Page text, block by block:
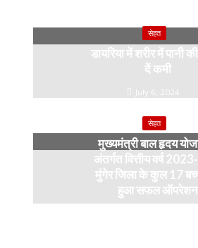
सेहत
डायरिया में शरीर में पानी
दें कमी
July 6, 2024
सेहत
मुख्यमंत्री बाल हृदय
अंतर्गत वित्तीय वर्ष
मुंगेर जिला के कुल 17
हुआ सफल ऑपरेशन